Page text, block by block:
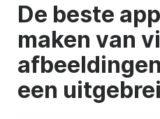
De beste
maken van
een